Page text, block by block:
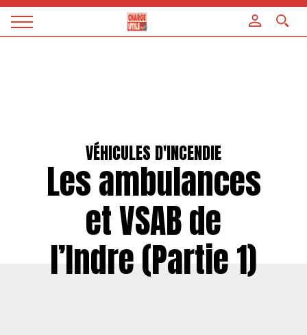
Magazine
VÉHICULES D'INCENDIE
Les ambulances
et VSAB de
l’Indre (Partie 1)
Panneau de gestion des cookies